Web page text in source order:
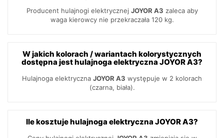
Producent hulajnogi elektrycznej JOYOR A3 zaleca aby
waga kierowcy nie przekraczała 120 kg.
W jakich kolorach / wariantach kolorystycznych
dostępna jest hulajnoga elektryczna JOYOR A3?
Hulajnoga elektryczna JOYOR A3 występuje w 2 kolorach
(czarna, biała).
Ile kosztuje hulajnoga elektryczna JOYOR A3?